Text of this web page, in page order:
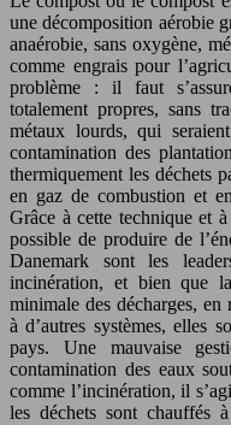
une décomposition aérobie
anaérobie, sans oxygène,
comme engrais pour
problème : il faut
totalement propres, sans
métaux lourds, qui
contamination des
thermiquement les déchets
en gaz de combustion et
Grâce à cette technique et
possible de produire de
Danemark sont les
incinération, et bien que
minimale des décharges,
à d’autres systèmes, elles
pays. Une mauvaise
contamination des eaux
comme l’incinération, il
les déchets sont chauffés